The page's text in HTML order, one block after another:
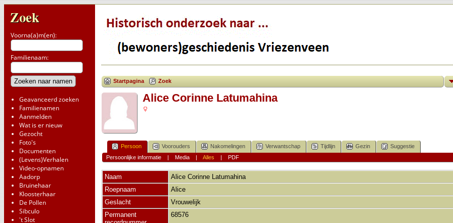
Zoek
Voorna(a)m(en):
Familienaam:
Geavanceerd zoeken
Familienamen
Aanmelden
Wat is er nieuw
Gezocht
Foto's
Documenten
(Levens)Verhalen
Video-opnamen
Aadorp
Bruinehaar
Kloosterhaar
De Pollen
Sibculo
't Slot
Startpagina Zoek
Alice Corinne Latumahina
Persoon Voorouders Nakomelingen Verwantschap Tijdlijn Gezin
Suggestie
Persoonlijke informatie| Media| Alles | PDF
Naam Alice Corinne Latumahina
Roepnaam
Alice
Geslacht
Vrouwelijk
Permanent
68576